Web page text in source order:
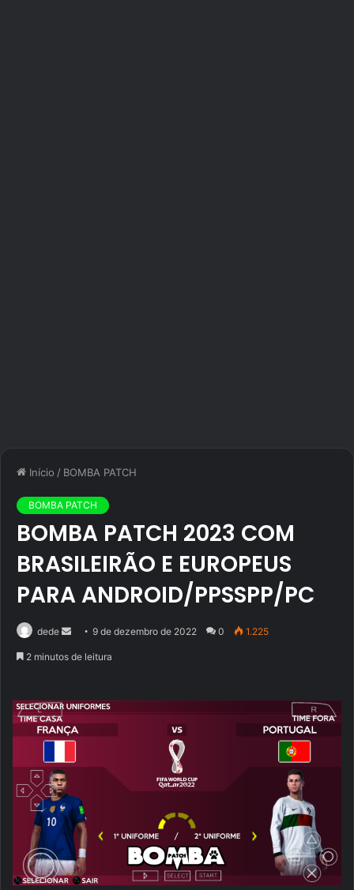
Início / BOMBA PATCH
BOMBA PATCH
BOMBA PATCH 2023 COM
BRASILEIRÃO E EUROPEUS
PARA ANDROID/PPSSPP/PC
dede
Mande9 de dezembro de 2022 0 1.225
2 minutos de leitura